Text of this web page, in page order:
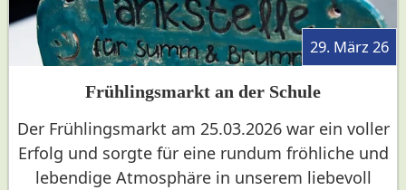
29. März 26
Frühlingsmarkt an der Schule
Der Frühlingsmarkt am 25.03.2026 war ein voller
Erfolg und sorgte für eine rundum fröhliche und
lebendige Atmosphäre in unserem liebevoll